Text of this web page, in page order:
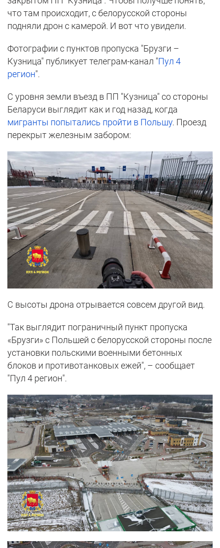
что там происходит, с белорусской стороны
подняли дрон с камерой. И вот что увидели.
Фотографии с пунктов пропуска "Брузги –
Кузница" публикует телеграм-канал "Пул 4
регион".
С уровня земли въезд в ПП "Кузница" со стороны
Беларуси выглядит как и год назад, когда
мигранты попытались пройти в Польшу. Проезд
перекрыт железным забором:
С высоты дрона отрывается совсем другой вид.
"Так выглядит пограничный пункт пропуска
«Брузги» с Польшей с белорусской стороны после
установки польскими военными бетонных
блоков и противотанковых ежей", – сообщает
"Пул 4 регион".